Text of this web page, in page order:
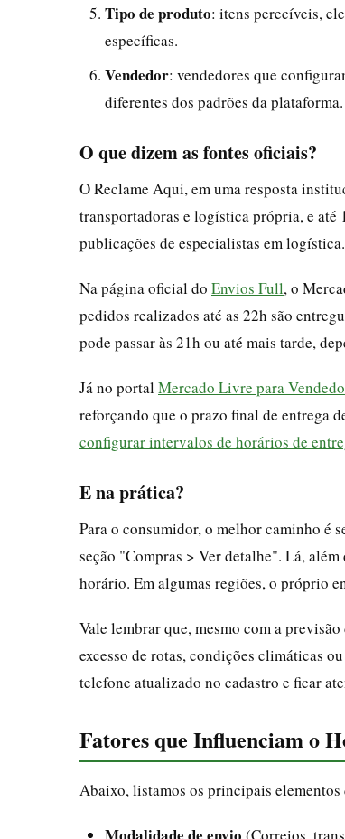
Tipo de produto: itens perecíveis,
específicas.
Vendedor: vendedores que
diferentes dos padrões da plataforma.
O que dizem as fontes oficiais?
O Reclame Aqui, em uma resposta
transportadoras e logística própria, e até
publicações de especialistas em logística.
Na página oficial do Envios Full, o
pedidos realizados até as 22h são
pode passar às 21h ou até mais tarde,
Já no portal Mercado Livre para
reforçando que o prazo final de entrega
configurar intervalos de horários de
E na prática?
Para o consumidor, o melhor caminho é
seção "Compras > Ver detalhe". Lá,
horário. Em algumas regiões, o próprio
Vale lembrar que, mesmo com a
excesso de rotas, condições climáticas
telefone atualizado no cadastro e ficar
Fatores que Influenciam o
Abaixo, listamos os principais
(Correios,